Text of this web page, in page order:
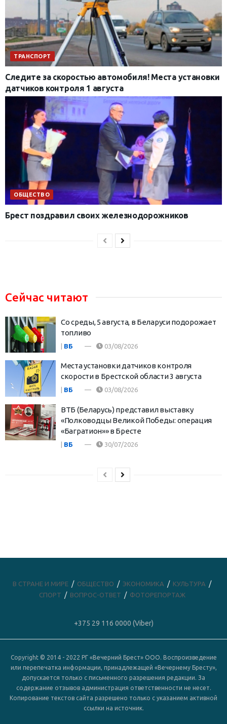
ТРАНСПОРТ
Следите за скоростью автомобиля! Места установки
датчиков контроля 1 августа
ОБЩЕСТВО
Брест поздравил своих железнодорожников
Сейчас читают
Со среды, 5 августа, в Беларуси подорожает
топливо
| ВБ 03/08/2026
Места установки датчиков контроля
скорости в Брестской области 3 августа
ВБ 03/08/2026
ВТБ (Беларусь) представил выставку
«Полководцы Великой Победы: операция
«Багратион»» в Бресте
| ВБ 30/07/2026
В СТРАНЕ И МИРЕ ОБЩЕСТВО ЭКОНОМИКА
КУЛЬТУРА
СПОРТ
ВОПРОС-ОТВЕТ ФОТОРЕПОРТАЖ
+375 29 116 0000 (Viber)
Copyright © 2014 - 2022 РГ «Вечерний Брест» ООО. Воспроизведение
или перепечатка информации, принадлежащей «Вечернему Бресту»,
допускается только с письменного разрешения редакции. За
содержание отзывов администрация ответственности не несет.
Копирование текстов сайта разрешено только с указанием активной
ссылки на источник.